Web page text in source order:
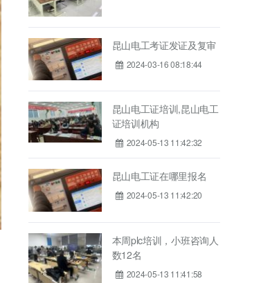
昆山电工考证发证及复审
2024-03-16 08:18:44
昆山电工证培训,昆山电工
证培训机构
2024-05-13 11:42:32
昆山电工证在哪里报名
2024-05-13 11:42:20
本周plc培训，小班咨询人
数12名
2024-05-13 11:41:58